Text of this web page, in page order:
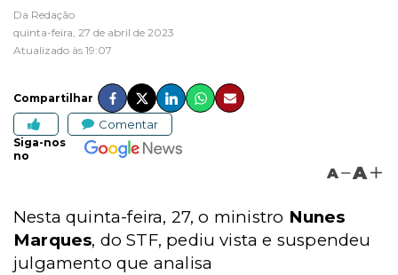
Da Redação
quinta-feira, 27 de abril de 2023
Atualizado às 19:07
Compartilhar
Comentar
Siga-nos
no
A A
Nesta quinta-feira, 27, o ministro Nunes
Marques, do STF, pediu vista e suspendeu
julgamento que analisa